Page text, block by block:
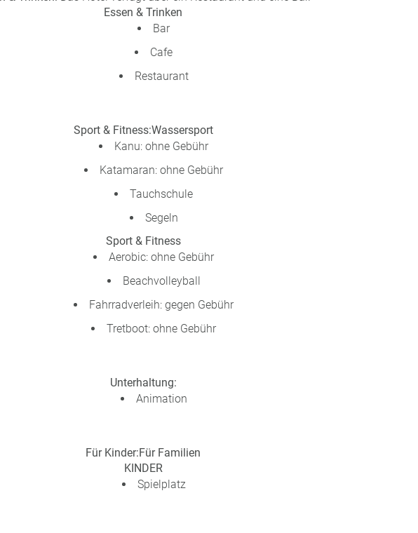
Essen & Trinken
Bar
Cafe
Restaurant
Sport & Fitness:Wassersport
Kanu: ohne Gebühr
Katamaran: ohne Gebühr
Tauchschule
Segeln
Sport & Fitness
Aerobic: ohne Gebühr
Beachvolleyball
Fahrradverleih: gegen Gebühr
Tretboot: ohne Gebühr
Unterhaltung:
Animation
Für Kinder:Für Familien
KINDER
Spielplatz